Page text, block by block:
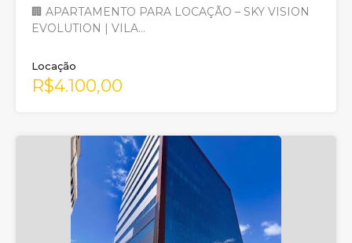
🏢 APARTAMENTO PARA LOCAÇÃO – SKY VISION
EVOLUTION | VILA…
Locação
R$4.100,00